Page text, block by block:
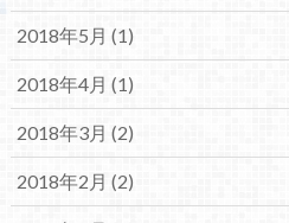
2018年5月 (1)
2018年4月 (1)
2018年3月 (2)
2018年2月 (2)